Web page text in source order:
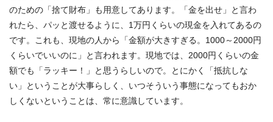
のための「捨て財布」も用意してあります。「金を出せ」と言わ
れたら、パッと渡せるように、1万円くらいの現金を入れてあるの
です。これも、現地の人から「金額が大きすぎる。1000～2000円
くらいでいいのに」と言われます。現地では、2000円くらいの金
額でも「ラッキー！」と思うらしいので。とにかく「抵抗しな
い」ということが大事らしく、いつそういう事態になってもおか
しくないということは、常に意識しています。